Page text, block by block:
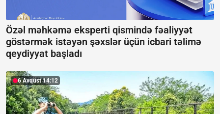
Özəl məhkəmə eksperti qismində fəaliyyət
göstərmək istəyən şəxslər üçün icbari təlimə
qeydiyyat başladı
6 Avqust 14:12